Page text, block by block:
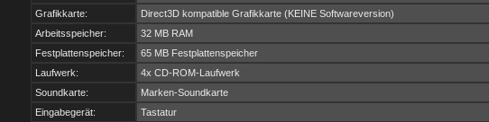
Grafikkarte:
Direct3D kompatible Grafikkarte (KEINE Softwareversion)
Arbeitsspeicher:
32 MB RAM
Festplattenspeicher:
65 MB Festplattenspeicher
Laufwerk:
4x CD-ROM-Laufwerk
Soundkarte:
Marken-Soundkarte
Eingabegerät:
Tastatur